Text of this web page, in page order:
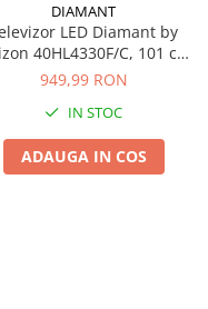
DIAMANT
LED Diamant by
40HL4330F/C, 101 cm,
Smart, Full HD, Clasa E
949,99 RON
IN STOC
ADAUGA IN COS